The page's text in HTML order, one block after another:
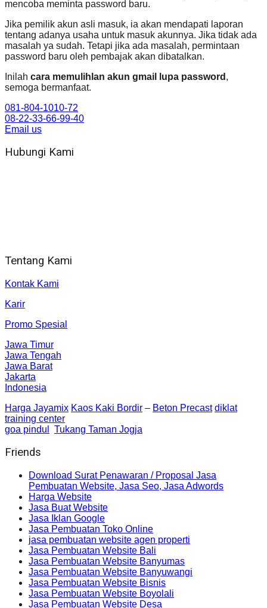
mencoba meminta password baru.
Jika pemilik akun asli masuk, ia akan mendapati laporan
tentang adanya usaha untuk masuk akunnya. Jika tidak ada
masalah ya sudah. Tetapi jika ada masalah, permintaan
password baru oleh pembajak akan dibatalkan.
Inilah cara memulihlan akun gmail lupa password ,
semoga bermanfaat.
081-804-1010-72
08-22-33-66-99-40
Email us
Hubungi Kami
Tentang Kami
Kontak Kami
Karir
Promo Spesial
Jawa Timur
Jawa Tengah
Jawa Barat
Jakarta
Indonesia
Harga Jayamix Kaos Kaki Bordir – Beton Precast diklat
training center
goa pindul
Tukang Taman Jogja
Friends
Download Surat Penawaran / Proposal Jasa
Pembuatan Website, Jasa Seo, Jasa Adwords
Harga Website
Jasa Buat Website
Jasa Iklan Google
Jasa Pembuatan Toko Online
jasa pembuatan website agen properti
Jasa Pembuatan Website Bali
Jasa Pembuatan Website Banyumas
Jasa Pembuatan Website Banyuwangi
Jasa Pembuatan Website Bisnis
Jasa Pembuatan Website Boyolali
Jasa Pembuatan Website Desa